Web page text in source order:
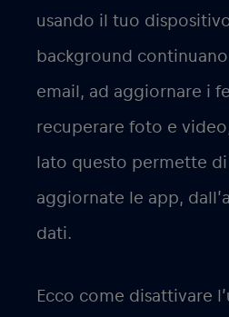
usando il tuo
background
email, ad aggiornare i
recuperare foto e
lato questo permette
aggiornate le app,
dati.
Ecco come disattivare